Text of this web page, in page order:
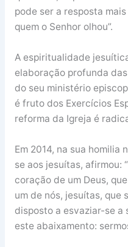
pode ser a resposta
quem o Senhor olhou”.
A espiritualidade
elaboração profunda
do seu ministério
é fruto dos Exercícios
reforma da Igreja é
Em 2014, na sua homilia
se aos jesuítas, afirmou:
coração de um Deus,
um de nós, jesuítas, que
disposto a esvaziar-se a
este abaixamento: